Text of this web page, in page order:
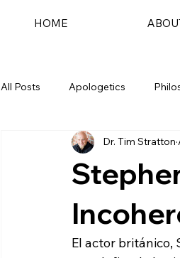
HOME
All Posts Apologetics
Dr. Tim Stratton
El actor británico,